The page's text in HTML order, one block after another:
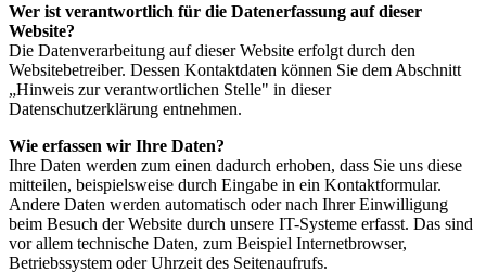
Wer ist verantwortlich für die Datenerfassung auf dieser
Website?
Die Datenverarbeitung auf dieser Website erfolgt durch den
Websitebetreiber. Dessen Kontaktdaten können Sie dem Abschnitt
„Hinweis zur verantwortlichen Stelle" in dieser
Datenschutzerklärung entnehmen.
Wie erfassen wir Ihre Daten?
Ihre Daten werden zum einen dadurch erhoben, dass Sie uns diese
mitteilen, beispielsweise durch Eingabe in ein Kontaktformular.
Andere Daten werden automatisch oder nach Ihrer Einwilligung
beim Besuch der Website durch unsere IT-Systeme erfasst. Das sind
vor allem technische Daten, zum Beispiel Internetbrowser,
Betriebssystem oder Uhrzeit des Seitenaufrufs.